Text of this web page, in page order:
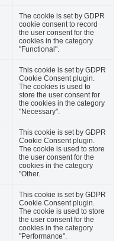
The cookie is set by GDPR
cookie consent to record
the user consent for the
cookies in the category
"Functional".
This cookie is set by GDPR
Cookie Consent plugin.
The cookies is used to
store the user consent for
the cookies in the category
"Necessary".
This cookie is set by GDPR
Cookie Consent plugin.
The cookie is used to store
the user consent for the
cookies in the category
"Other.
This cookie is set by GDPR
Cookie Consent plugin.
The cookie is used to store
the user consent for the
cookies in the category
"Performance".